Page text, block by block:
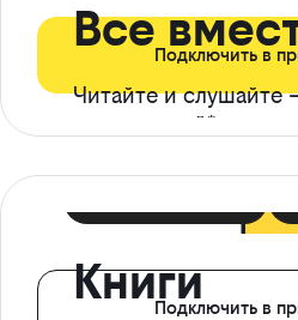
Все
Читайте и слушайте
ограничений*
Подключить в
КнигиПодключить в